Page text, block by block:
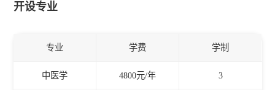
开设专业
专业 学费 学制
中医学 4800元/年 3